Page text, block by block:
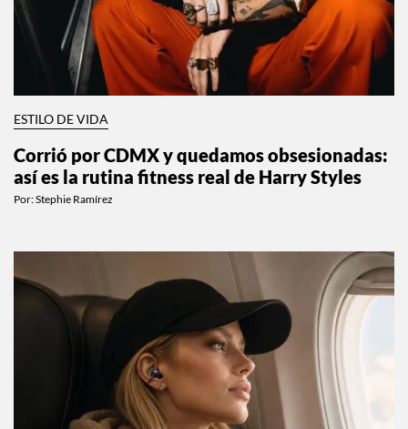
ESTILO DE VIDA
Corrió por CDMX y quedamos obsesionadas:
así es la rutina fitness real de Harry Styles
Por:Stephie Ramírez